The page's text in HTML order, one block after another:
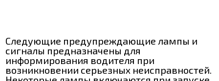
Следующие предупреждающие лампы и
сигналы предназначены для
информирования водителя при
возникновении серьезных неисправностей.